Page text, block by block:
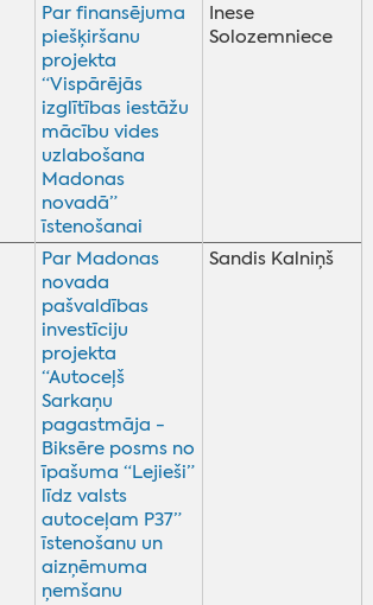
Par finansējuma
piešķiršanu
projekta
“Vispārējās
izglītības iestāžu
mācību vides
uzlabošana
Madonas
novadā”
īstenošanai
Inese
Solozemniece
Par Madonas
novada
pašvaldības
investīciju
projekta
“Autoceļš
Sarkaņu
pagastmāja -
Biksēre posms no
īpašuma “Lejieši”
līdz valsts
autoceļam P37”
īstenošanu un
aizņēmuma
ņemšanu
Sandis Kalniņš